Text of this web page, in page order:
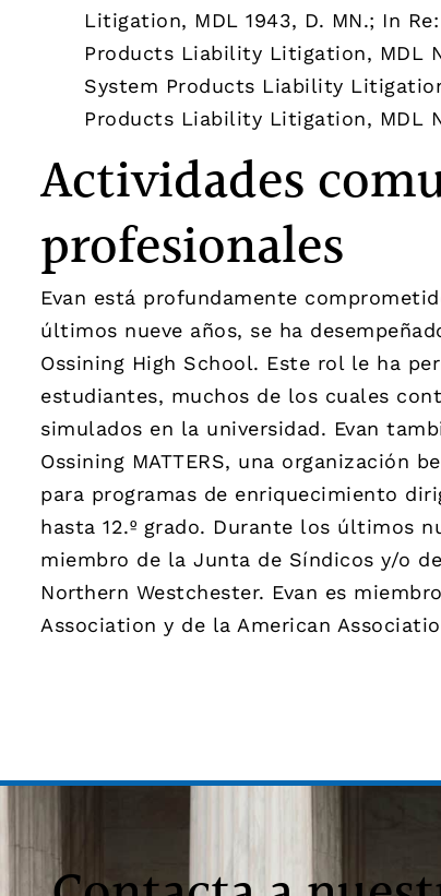
Litigation, MDL 1943, D. MN.; In
Products Liability Litigation, MDL
System Products Liability
Products Liability Litigation, MDL
Actividades
profesionales
Evan está profundamente
últimos nueve años, se ha
Ossining High School. Este rol le ha
estudiantes, muchos de los cuales
simulados en la universidad. Evan
Ossining MATTERS, una organización
para programas de enriquecimiento
hasta 12.º grado. Durante los últimos
miembro de la Junta de Síndicos y/o
Northern Westchester. Evan es
Association y de la American